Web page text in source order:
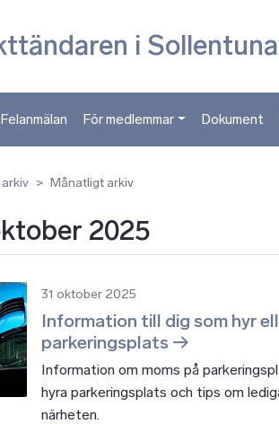
i Sollentuna
Felanmälan För medlemmar Dokument
Månatligt arkiv
2025
31 oktober 2025
Information till dig som hyr
parkeringsplats
Information om moms på
hyra parkeringsplats och tips om
närheten.